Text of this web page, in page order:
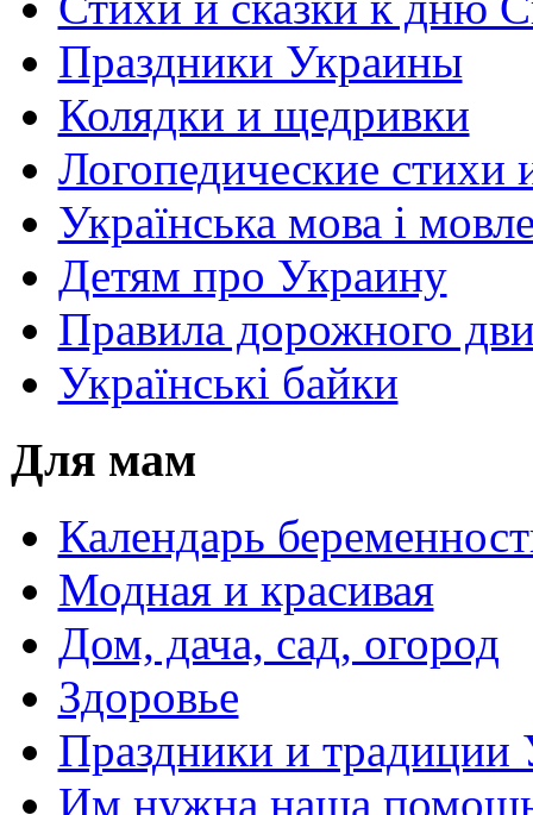
Праздники Украины
Колядки и щедривки
Логопедические стихи
Українська мова і
Детям про Украину
Правила дорожного
Українські байки
Для мам
Календарь
Модная и красивая
Дом, дача, сад, огород
Здоровье
Праздники и традиции
Им нужна наша